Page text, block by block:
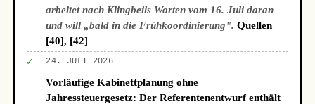
arbeitet nach Klingbeils Worten vom 16. Juli daran
und will „bald in die Frühkoordinierung". Quellen
[40], [42]
✓ 24. JULI 2026
Vorläufige Kabinettplanung ohne
Jahressteuergesetz: Der Referentenentwurf enthält